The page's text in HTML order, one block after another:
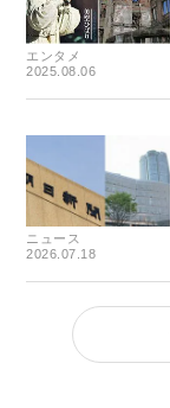
エンタメ
2025.08.06
ニュース
2026.07.18